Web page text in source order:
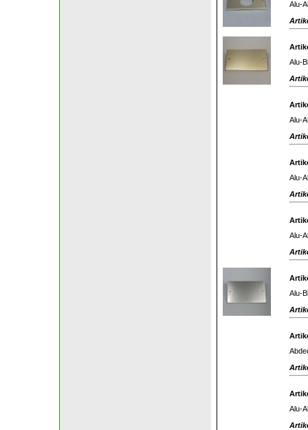
Alu-
Alu-
Alu-
Alu-
Alu-
Alu-
Alu-